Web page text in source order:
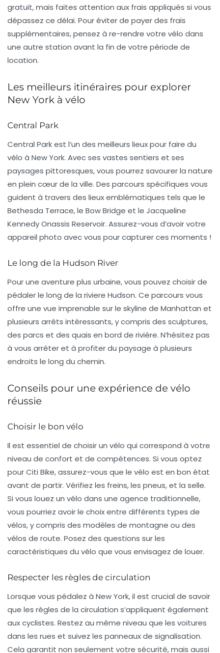
gratuit, mais faites attention aux frais appliqués si vous
dépassez ce délai. Pour éviter de payer des frais
supplémentaires, pensez à re-rendre votre vélo dans
une autre station avant la fin de votre période de
location.
Les meilleurs itinéraires pour explorer
New York à vélo
Central Park
Central Parkest l’un des meilleurs lieux pour faire du
vélo à New York. Avec ses vastes sentiers et ses
paysages pittoresques, vous pourrez savourer la nature
en plein cœur de la ville. Des parcours spécifiques vous
guident à travers des lieux emblématiques tels que le
Bethesda Terrace, le Bow Bridge et le Jacqueline
Kennedy Onassis Reservoir. Assurez-vous d’avoir votre
appareil photo avec vous pour capturer ces moments !
Le long de la Hudson River
Pour une aventure plus urbaine, vous pouvez choisir de
pédaler le long de la riviere Hudson. Ce parcours vous
offre une vue imprenable sur le skyline de Manhattan et
plusieurs arrêts intéressants, y compris des sculptures,
des parcs et des quais en bord de rivière. N’hésitez pas
à vous arrêter et à profiter du paysage à plusieurs
endroits le long du chemin.
Conseils pour une expérience de vélo
réussie
Choisir le bon vélo
Il est essentiel de choisir un vélo qui correspond à votre
niveau de confort et de compétences. Si vous optez
pour Citi Bike, assurez-vous que le vélo est en bon état
avant de partir. Vérifiez les freins, les pneus, et la selle.
Si vous louez un vélo dans une agence traditionnelle,
vous pourriez avoir le choix entre différents types de
vélos, y compris des modèles de montagne ou des
vélos de route. Posez des questions sur les
caractéristiques du vélo que vous envisagez de louer.
Respecter les règles de circulation
Lorsque vous pédalez à New York, il est crucial de savoir
que les règles de la circulation s’appliquent également
aux cyclistes. Restez au même niveau que les voitures
dans les rues et suivez les panneaux de signalisation.
Cela garantit non seulement votre sécurité, mais aussi